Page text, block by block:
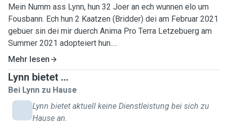
Mein Numm ass Lynn, hun 32 Joer an ech wunnen elo um
Fousbann. Ech hun 2 Kaatzen (Bridder) dei am Februar 2021
gebuer sin dei mir duerch Anima Pro Terra Letzebuerg am
Summer 2021 adopteiert hun.
Ech sin vun kleng un mat Muppen grouss gin, eisen eichte
Familienhond war en Rauhhaardackel. weider Mupperassen
mat denen ech grouss gi sin: Bordercollie, Weimaraner,
Magyar Vizsla.
Och wann ech mat Muppe grouss gin sin, hun mir eis als
Famill aus diversen Grenn fir Kaatzen entscheed. ma ech
Mehr lesen
Lynn bietet ...
Bei Lynn zu Hause
Lynn bietet aktuell keine Dienstleistung bei sich zu
Hause an.